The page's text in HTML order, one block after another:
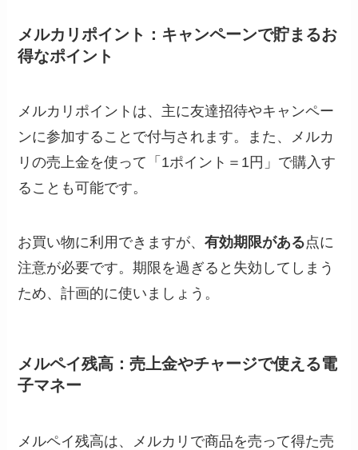
メルカリポイント：キャンペーンで貯まるお
得なポイント
メルカリポイントは、主に友達招待やキャンペー
ンに参加することで付与されます。また、メルカ
リの売上金を使って「1ポイント＝1円」で購入す
ることも可能です。
お買い物に利用できますが、有効期限がある点に
注意が必要です。期限を過ぎると失効してしまう
ため、計画的に使いましょう。
メルペイ残高：売上金やチャージで使える電
子マネー
メルペイ残高は、メルカリで商品を売って得た売